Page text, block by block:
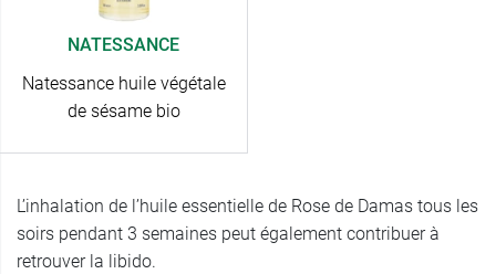
NATESSANCE
Natessance huile végétale
de sésame bio
L’inhalation de l’huile essentielle de Rose de Damas tous les
soirs pendant 3 semaines peut également contribuer à
retrouver la libido.